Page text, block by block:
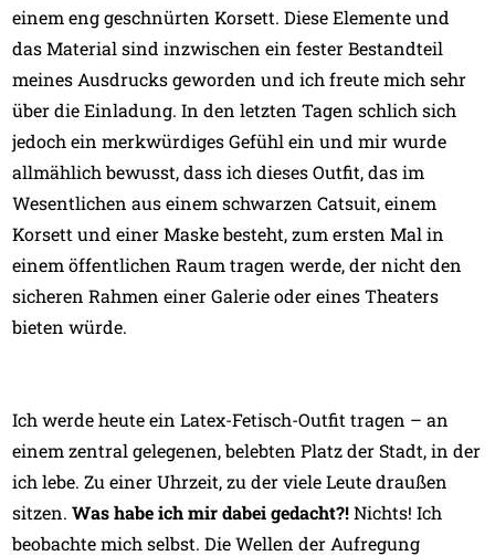
einem eng geschnürten Korsett. Diese Elemente und
das Material sind inzwischen ein fester Bestandteil
meines Ausdrucks geworden und ich freute mich sehr
über die Einladung. In den letzten Tagen schlich sich
jedoch ein merkwürdiges Gefühl ein und mir wurde
allmählich bewusst, dass ich dieses Outfit, das im
Wesentlichen aus einem schwarzen Catsuit, einem
Korsett und einer Maske besteht, zum ersten Mal in
einem öffentlichen Raum tragen werde, der nicht den
sicheren Rahmen einer Galerie oder eines Theaters
bieten würde.
Ich werde heute ein Latex-Fetisch-Outfit tragen – an
einem zentral gelegenen, belebten Platz der Stadt, in der
ich lebe. Zu einer Uhrzeit, zu der viele Leute draußen
sitzen.Was habe ich mir dabei gedacht?!Nichts! Ich
beobachte mich selbst. Die Wellen der Aufregung